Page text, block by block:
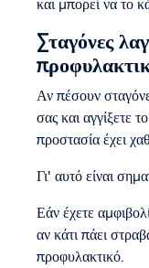
και μπορεί να το
Σταγόνες
Αν πέσουν
σας και αγγίξετε
προστασία έχει
Γι' αυτό είναι
Εάν έχετε
αν κάτι πάει
προφυλακτικό.